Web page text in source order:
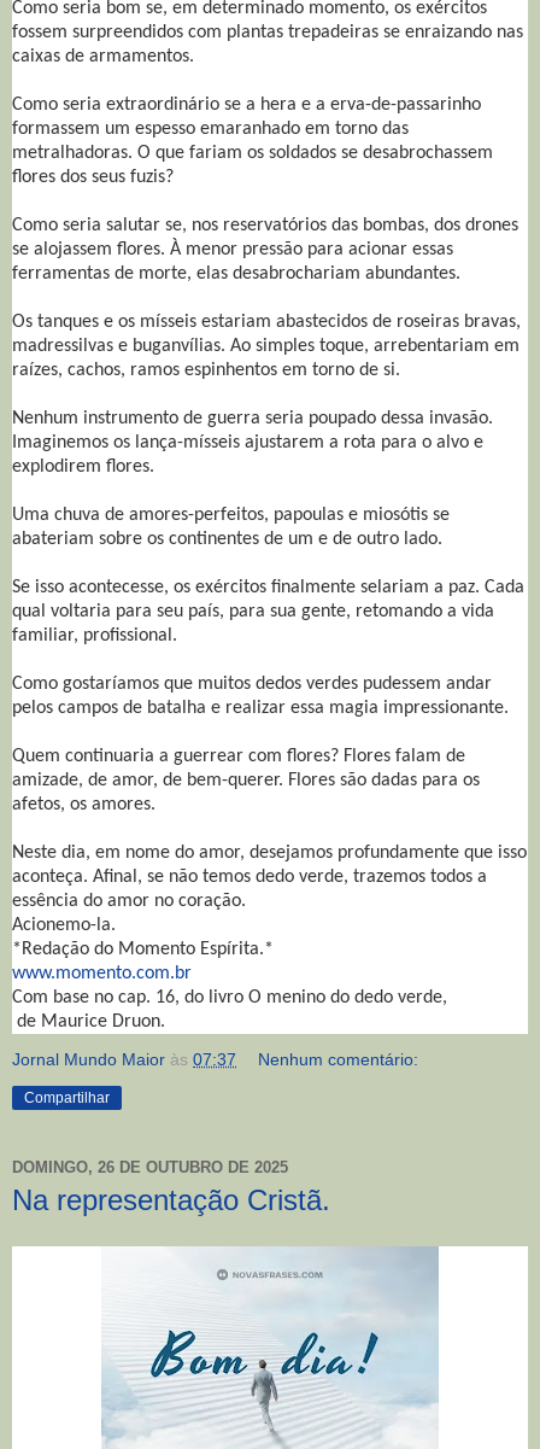
Como seria bom se, em determinado momento, os exércitos
fossem surpreendidos com plantas trepadeiras se enraizando nas
caixas de armamentos.
Como seria extraordinário se a hera e a erva-de-passarinho
formassem um espesso emaranhado em torno das
metralhadoras. O que fariam os soldados se desabrochassem
flores dos seus fuzis?
Como seria salutar se, nos reservatórios das bombas, dos drones
se alojassem flores. À menor pressão para acionar essas
ferramentas de morte, elas desabrochariam abundantes.
Os tanques e os mísseis estariam abastecidos de roseiras bravas,
madressilvas e buganvílias. Ao simples toque, arrebentariam em
raízes, cachos, ramos espinhentos em torno de si.
Nenhum instrumento de guerra seria poupado dessa invasão.
Imaginemos os lança-mísseis ajustarem a rota para o alvo e
explodirem flores.
Uma chuva de amores-perfeitos, papoulas e miosótis se
abateriam sobre os continentes de um e de outro lado.
Se isso acontecesse, os exércitos finalmente selariam a paz. Cada
qual voltaria para seu país, para sua gente, retomando a vida
familiar, profissional.
Como gostaríamos que muitos dedos verdes pudessem andar
pelos campos de batalha e realizar essa magia impressionante.
Quem continuaria a guerrear com flores? Flores falam de
amizade, de amor, de bem-querer. Flores são dadas para os
afetos, os amores.
Neste dia, em nome do amor, desejamos profundamente que isso
aconteça. Afinal, se não temos dedo verde, trazemos todos a
essência do amor no coração.
Acionemo-la.
*Redação do Momento Espírita.*
www.momento.com.br
Com base no cap. 16, do livro O menino do dedo verde,
de Maurice Druon.
Jornal Mundo Maior às 07:37 Nenhum comentário:
Compartilhar
DOMINGO, 26 DE OUTUBRO DE 2025
Na representação Cristã.